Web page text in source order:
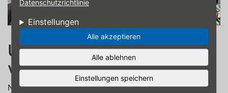
Datenschutzrichtlinie
Einstellungen
Alle akzeptieren
Alle ablehnen
Einstellungen speichern
Unser Profi-Ölwechsel
verlängert Ihr Autoleben
Nur angemessenes Motoröl lässt